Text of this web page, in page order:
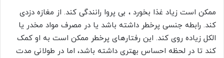
ممکن است زیاد غذا بخورد ، بی پروا رانندگی کند. از مغازه دزدی
کند. رابطه جنسی پرخطر داشته باشد یا در مصرف مواد مخدر یا
الکل زیاده روی کند. این رفتار‌های پرخطر ممکن است به او کمک
کند تا در لحظه احساس بهتری داشته باشد، اما در طولانی مدت